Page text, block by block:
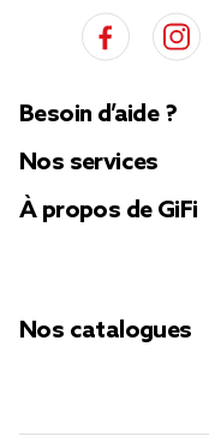
Besoin d’aide ?
Nos services
À propos de GiFi
Nos catalogues